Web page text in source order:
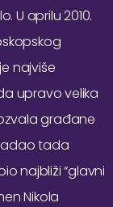
U aprilu 2010.
najviše
upravo velika
građane
tada
najbliži “glavni
Nikola